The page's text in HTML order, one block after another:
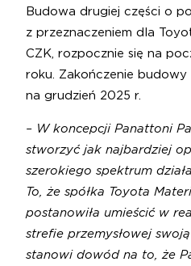
Budowa drugiej części o
z przeznaczeniem dla
CZK, rozpocznie się na
roku. Zakończenie
na grudzień 2025 r.
– W koncepcji Panattoni
stworzyć jak najbardziej
szerokiego spektrum
To, że spółka Toyota
postanowiła umieścić w
strefie przemysłowej
stanowi dowód na to, że